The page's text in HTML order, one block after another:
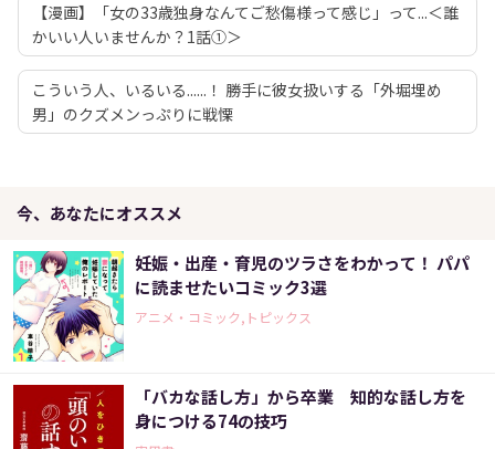
【漫画】「女の33歳独身なんてご愁傷様って感じ」って...＜誰
かいい人いませんか？1話①＞
こういう人、いるいる......！ 勝手に彼女扱いする「外堀埋め
男」のクズメンっぷりに戦慄
今、あなたにオススメ
妊娠・出産・育児のツラさをわかって！ パパ
に読ませたいコミック3選
アニメ・コミック,トピックス
「バカな話し方」から卒業 知的な話し方を
身につける74の技巧